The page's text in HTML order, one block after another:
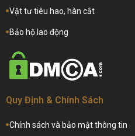
Vật tư tiêu hao, hàn cắt
Bảo hộ lao động
Quy Định & Chính Sách
Chính sách và bảo mật thông tin